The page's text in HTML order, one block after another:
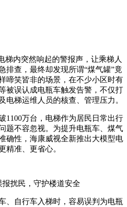
梯内突然响起的警报声，让乘梯人
排查，最终却发现所谓“煤气罐”竟
啼笑皆非的场景，在不少小区时有
误认成电瓶车触发告警，不仅打
电梯运维人员的核查、管理压力。
1100万台，电梯作为居民日常出行
题不容忽视。为提升电瓶车、煤气
确性，海康威视全新推出大模型电
精准、更省心。
扰民，守护楼道安全
、自行车入梯时，容易误判为电瓶